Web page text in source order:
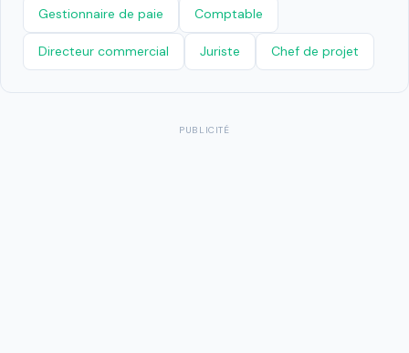
Gestionnaire de paie Comptable
Directeur commercial Juriste Chef de projet
PUBLICITÉ